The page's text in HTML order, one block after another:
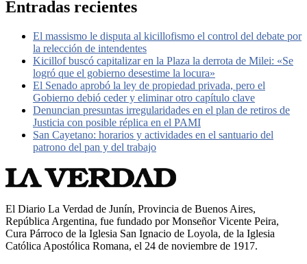
Entradas recientes
El massismo le disputa al kicillofismo el control del debate por
la relección de intendentes
Kicillof buscó capitalizar en la Plaza la derrota de Milei: «Se
logró que el gobierno desestime la locura»
El Senado aprobó la ley de propiedad privada, pero el
Gobierno debió ceder y eliminar otro capítulo clave
Denuncian presuntas irregularidades en el plan de retiros de
Justicia con posible réplica en el PAMI
San Cayetano: horarios y actividades en el santuario del
patrono del pan y del trabajo
El Diario La Verdad de Junín, Provincia de Buenos Aires,
República Argentina, fue fundado por Monseñor Vicente Peira,
Cura Párroco de la Iglesia San Ignacio de Loyola, de la Iglesia
Católica Apostólica Romana, el 24 de noviembre de 1917.